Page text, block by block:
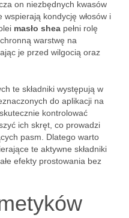
on niezbędnych kwasów
wspierają kondycję włosów i
masło shea pełni rolę
warstwę na
je przed wilgocią oraz
te składniki występują w
do aplikacji na
kontrolować
ich skręt, co prowadzi
pasm. Dlatego warto
te aktywne składniki
efekty prostowania bez